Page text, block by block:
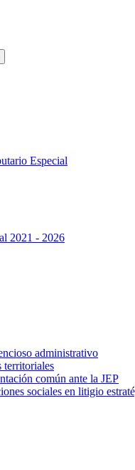
Especial
2021 - 2026
administrativo
territoriales
común ante la JEP
sociales en litigio